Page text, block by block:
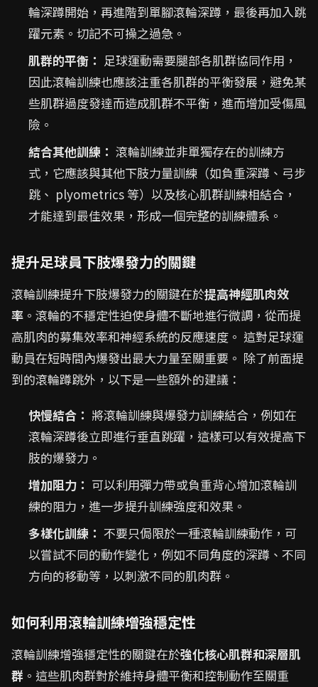
輪深蹲開始，再進階到單腳滾輪深蹲，最後再加入跳
躍元素。切記不可操之過急。
肌群的平衡： 足球運動需要腿部各肌群協同作用，
因此滾輪訓練也應該注重各肌群的平衡發展，避免某
些肌群過度發達而造成肌群不平衡，進而增加受傷風
險。
結合其他訓練： 滾輪訓練並非單獨存在的訓練方
式，它應該與其他下肢力量訓練（如負重深蹲、弓步
跳、 plyometrics 等）以及核心肌群訓練相結合，
才能達到最佳效果，形成一個完整的訓練體系。
提升足球員下肢爆發力的關鍵
滾輪訓練提升下肢爆發力的關鍵在於提高神經肌肉效
率 。滾輪的不穩定性迫使身體不斷地進行微調，從而提
高肌肉的募集效率和神經系統的反應速度。 這對足球運
動員在短時間內爆發出最大力量至關重要。 除了前面提
到的滾輪蹲跳外，以下是一些額外的建議：
快慢結合： 將滾輪訓練與爆發力訓練結合，例如在
滾輪深蹲後立即進行垂直跳躍，這樣可以有效提高下
肢的爆發力。
增加阻力： 可以利用彈力帶或負重背心增加滾輪訓
練的阻力，進一步提升訓練強度和效果。
多樣化訓練： 不要只侷限於一種滾輪訓練動作，可
以嘗試不同的動作變化，例如不同角度的深蹲、不同
方向的移動等，以刺激不同的肌肉群。
如何利用滾輪訓練增強穩定性
滾輪訓練增強穩定性的關鍵在於強化核心肌群和深層肌
群 。這些肌肉群對於維持身體平衡和控制動作至關重